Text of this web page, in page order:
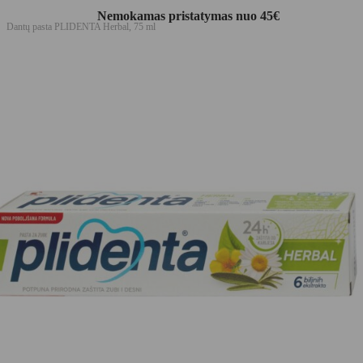
Nemokamas pristatymas nuo 45€
Dantų pasta PLIDENTA Herbal, 75 ml